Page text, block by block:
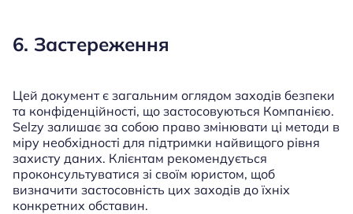
6. Застереження
Цей документ є загальним оглядом заходів безпеки
та конфіденційності, що застосовуються Компанією.
Selzy залишає за собою право змінювати ці методи в
міру необхідності для підтримки найвищого рівня
захисту даних. Клієнтам рекомендується
проконсультуватися зі своїм юристом, щоб
визначити застосовність цих заходів до їхніх
конкретних обставин.